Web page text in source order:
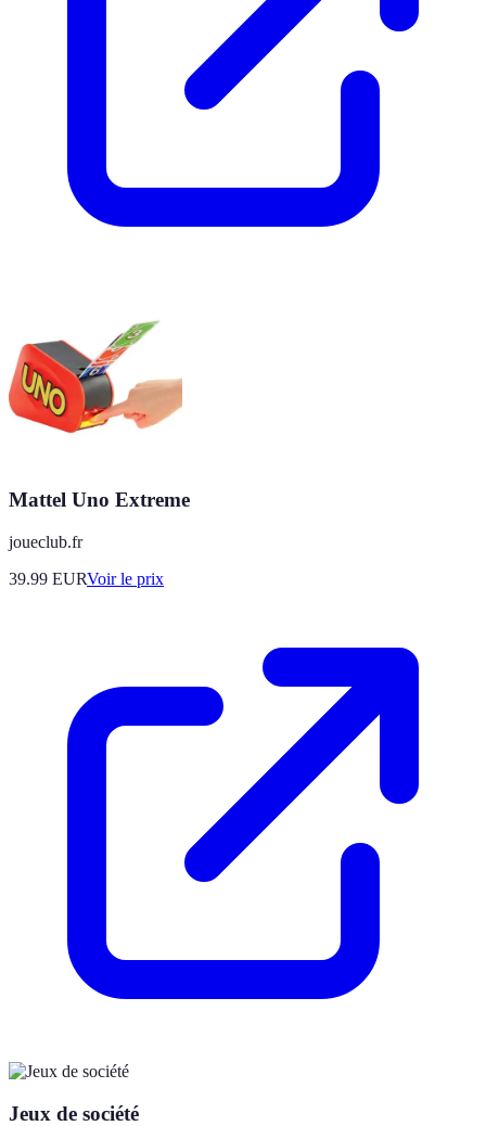
Mattel Uno Extreme
joueclub.fr
39.99 EURVoir le prix
Jeux de société